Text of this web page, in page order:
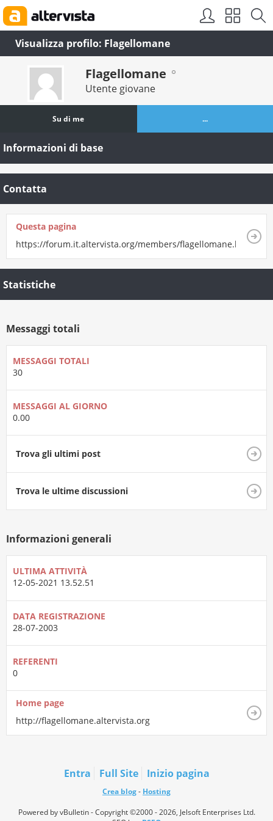
Visualizza profilo: Flagellomane
Flagellomane
Utente giovane
Su di me ...
Informazioni di base
Contatta
Questa pagina
https://forum.it.altervista.org/members/flagellomane.html
Statistiche
Messaggi totali
MESSAGGI TOTALI
30
MESSAGGI AL GIORNO
0.00
Trova gli ultimi post
Trova le ultime discussioni
Informazioni generali
ULTIMA ATTIVITÀ
12-05-2021 13.52.51
DATA REGISTRAZIONE
28-07-2003
REFERENTI
0
Home page
http://flagellomane.altervista.org
Entra Full Site Inizio pagina
Crea blog- Hosting
Powered by vBulletin - Copyright ©2000 - 2026, Jelsoft Enterprises Ltd.